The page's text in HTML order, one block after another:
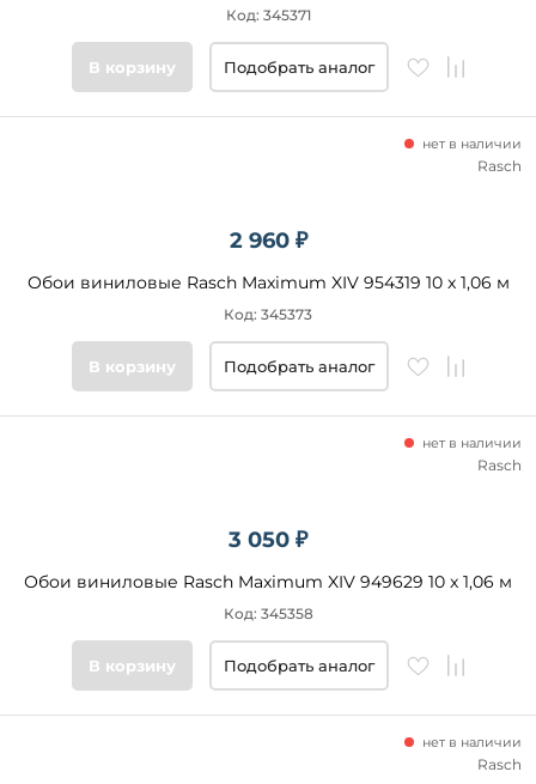
Код: 345371
В корзину Подобрать аналог
2 960 ₽
Обои виниловые Rasch Maximum XIV 954319 10 x 1,06 м
нет в наличии
Код: 345373
Rasch
В корзину Подобрать аналог
3 050 ₽
Обои виниловые Rasch Maximum XIV 949629 10 x 1,06 м
нет в наличии
Код: 345358
Rasch
В корзину Подобрать аналог
нет в наличии
Rasch